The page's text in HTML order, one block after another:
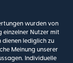
wurden von
einzelner Nutzer mit
dienen lediglich zu
Meinung unserer
Individuelle